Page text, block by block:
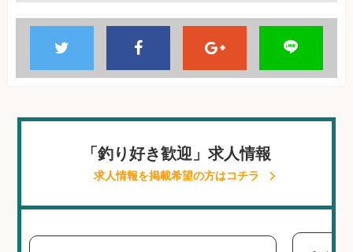
「釣り好き歓迎」求人情報
求人情報を掲載希望の方はコチラ